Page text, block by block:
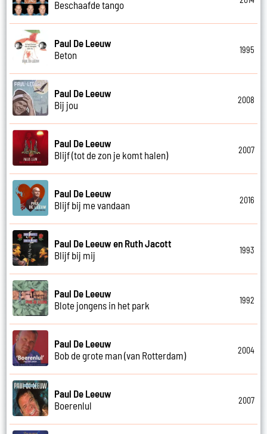
Beschaafde tango
Paul De Leeuw
Beton
1995
Paul De Leeuw
Bij jou
2008
Paul De Leeuw
Blijf (tot de zon je komt halen)
2007
Paul De Leeuw
Blijf bij me vandaan
2016
Paul De Leeuw en Ruth Jacott
Blijf bij mij
1993
Paul De Leeuw
Blote jongens in het park
1992
Paul De Leeuw
Bob de grote man (van Rotterdam)
2004
Paul De Leeuw
Boerenlul
2007